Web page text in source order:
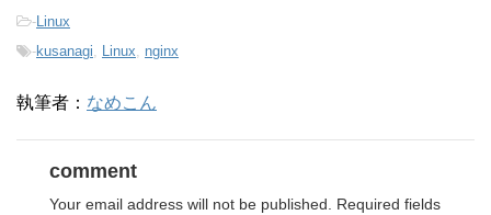
-Linux
-kusanagi, Linux, nginx
執筆者： なめこん
comment
Your email address will not be published.
Required fields